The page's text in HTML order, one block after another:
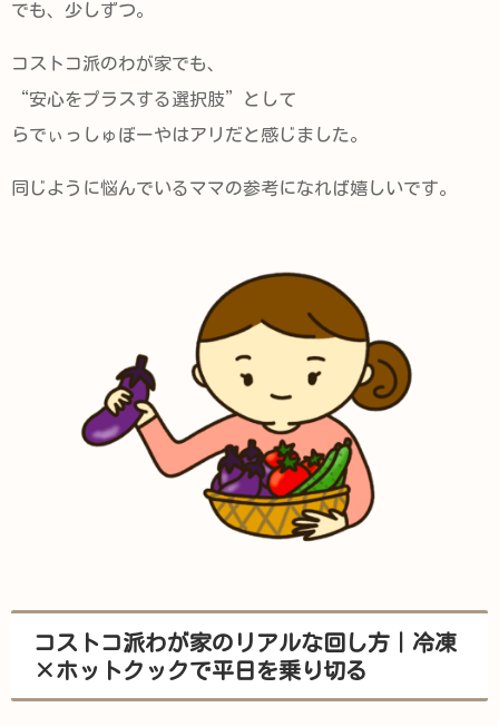
でも、少しずつ。
コストコ派のわが家でも、
“安心をプラスする選択肢”として
らでぃっしゅぼーやはアリだと感じました。
同じように悩んでいるママの参考になれば嬉しいです。
コストコ派わが家のリアルな回し方｜冷凍
×ホットクックで平日を乗り切る